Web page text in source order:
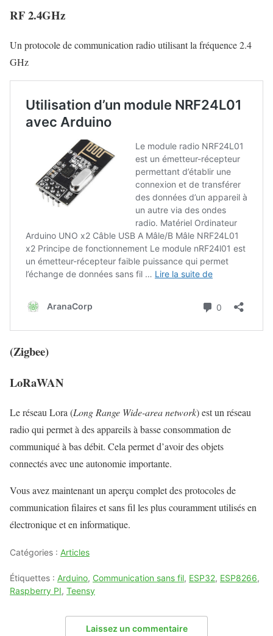
RF 2.4GHz
Un protocole de communication radio utilisant la fréquence 2.4
GHz
(Zigbee)
LoRaWAN
Le réseau Lora (Long Range Wide-area network) est un réseau
radio qui permet à des appareils à basse consommation de
communiqué à bas débit. Cela permet d’avoir des objets
connectés avec une autonomie importante.
Vous avez maintenant un aperçu complet des protocoles de
communication filaires et sans fil les plus couramment utilisés en
électronique et en informatique.
Catégories : Articles
Étiquettes : Arduino, Communication sans fil, ESP32, ESP8266,
Raspberry PI, Teensy
Laissez un commentaire